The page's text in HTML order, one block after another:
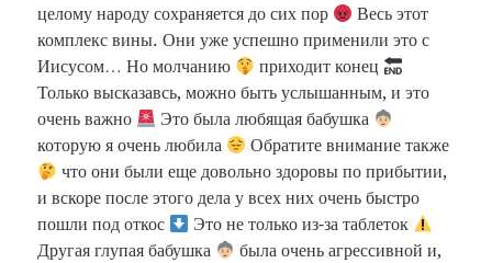
целому народу сохраняется до сих пор
Весь этот
комплекс вины. Они уже успешно применили это с
Иисусом… Но молчанию
приходит конец
Только высказавсь, можно быть услышанным, и это
очень важно
Это была любящая бабушка
которую я очень любила
Обратите внимание также
что они были еще довольно здоровы по прибытии,
и вскоре после этого дела у всех них очень быстро
пошли под откос
Это не только из-за таблеток
Другая глупая бабушка
была очень агрессивной и,